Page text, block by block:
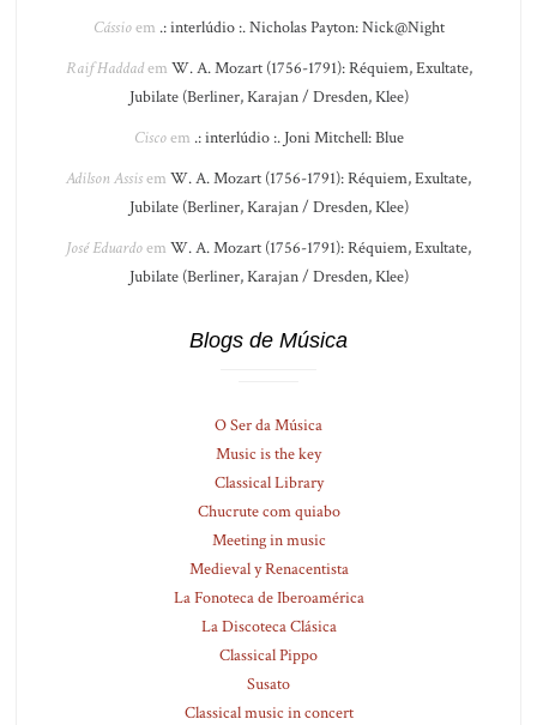
Cássioem .: interlúdio :. Nicholas Payton: Nick@Night
Raif Haddadem W. A. Mozart (1756-1791): Réquiem, Exultate,
Jubilate (Berliner, Karajan / Dresden, Klee)
Ciscoem .: interlúdio :. Joni Mitchell: Blue
Adilson Assisem W. A. Mozart (1756-1791): Réquiem, Exultate,
Jubilate (Berliner, Karajan / Dresden, Klee)
José Eduardoem W. A. Mozart (1756-1791): Réquiem, Exultate,
Jubilate (Berliner, Karajan / Dresden, Klee)
Blogs de Música
O Ser da Música
Music is the key
Classical Library
Chucrute com quiabo
Meeting in music
Medieval y Renacentista
La Fonoteca de Iberoamérica
La Discoteca Clásica
Classical Pippo
Susato
Classical music in concert